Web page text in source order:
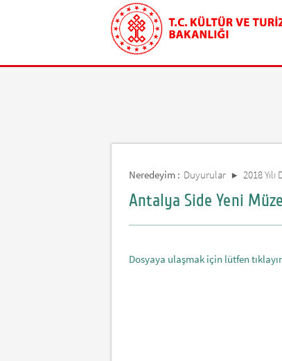
Neredeyim : Duyurular 2018
Antalya Side Yeni
Dosyaya ulaşmak için lütfen